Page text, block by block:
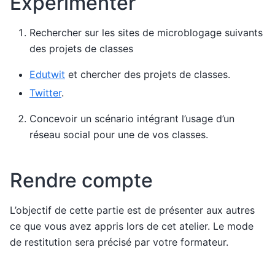
Rechercher sur les sites de microblogage suivants
des projets de classes
Edutwit et chercher des projets de classes.
Twitter.
Concevoir un scénario intégrant l’usage d’un
réseau social pour une de vos classes.
Rendre compte
L’objectif de cette partie est de présenter aux autres
ce que vous avez appris lors de cet atelier. Le mode
de restitution sera précisé par votre formateur.